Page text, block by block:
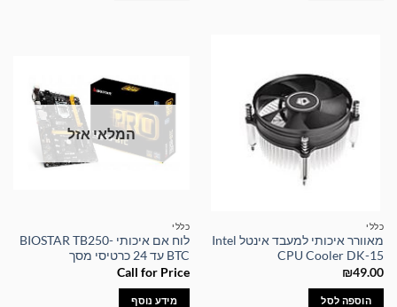
כללי
מאוורר איכותי למעבד אינטל Intel
CPU Cooler DK-15
₪49.00
הוספה לסל
המלאי אזל
כללי
לוח אם איכותי BIOSTAR TB250-
BTC עד 24 כרטיסי מסך
Call for Price
מידע נוסף